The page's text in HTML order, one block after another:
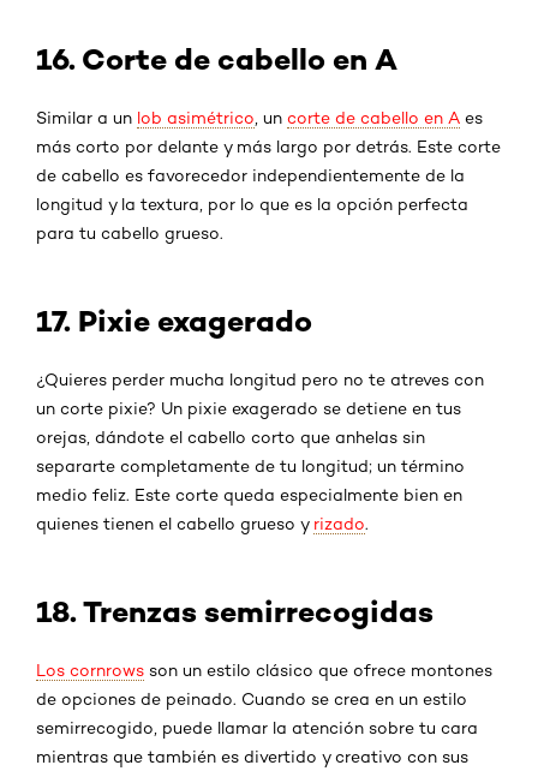
16. Corte de cabello en A
Similar a un lob asimétrico, un corte de cabello en A es
más corto por delante y más largo por detrás. Este corte
de cabello es favorecedor independientemente de la
longitud y la textura, por lo que es la opción perfecta
para tu cabello grueso.
17. Pixie exagerado
¿Quieres perder mucha longitud pero no te atreves con
un corte pixie? Un pixie exagerado se detiene en tus
orejas, dándote el cabello corto que anhelas sin
separarte completamente de tu longitud; un término
medio feliz. Este corte queda especialmente bien en
quienes tienen el cabello grueso y rizado.
18. Trenzas semirrecogidas
Los cornrows son un estilo clásico que ofrece montones
de opciones de peinado. Cuando se crea en un estilo
semirrecogido, puede llamar la atención sobre tu cara
mientras que también es divertido y creativo con sus